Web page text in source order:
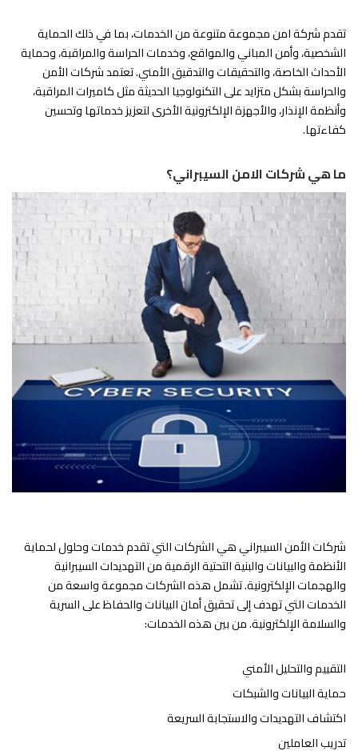
تقدم شركة امن مجموعة متنوعة من الخدمات، بما في ذلك الحماية
الشخصية، وأمن المباني والمواقع، وخدمات الحراسة والمراقبة، وحماية
الأحداث الخاصة، والتحقيقات والتدقيق الأمني. تعتمد شركات الأمن
والحراسة بشكل متزايد على التكنولوجيا الحديثة مثل كاميرات المراقبة،
وأنظمة الإنذار، والأجهزة الإلكترونية الأخرى لتعزيز خدماتها وتحسين
كفاءتها.
ما هي شركات الامن السيبراني؟
شركات الأمن السيبراني هي الشركات التي تقدم خدمات وحلول لحماية
الأنظمة والبيانات والبنية التحتية الرقمية من التهديدات السيبرانية
والهجمات الإلكترونية. تشمل هذه الشركات مجموعة واسعة من
الخدمات التي تهدف إلى تحقيق أمان البيانات والحفاظ على السرية
والسلامة الإلكترونية. من بين هذه الخدمات:
التقييم والتحليل الأمني
حماية البيانات والشبكات
اكتشاف التهديدات والاستجابة السريعة
تدريب العاملين